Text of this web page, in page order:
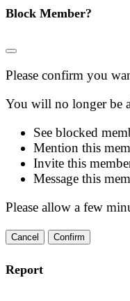
Block Member?
Please confirm you
You will no longer be
See blocked
Mention this
Invite this
Message this
Please allow a few
Confirm
Report